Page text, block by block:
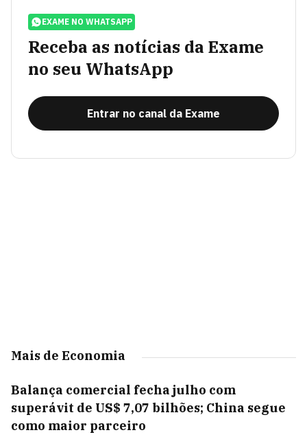
EXAME NO WHATSAPP
Receba as notícias da Exame
no seu WhatsApp
Entrar no canal da Exame
Mais de Economia
Balança comercial fecha julho com
superávit de US$ 7,07 bilhões; China segue
como maior parceiro